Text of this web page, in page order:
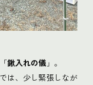
鍬入れの儀 」。
は、少し緊張しなが